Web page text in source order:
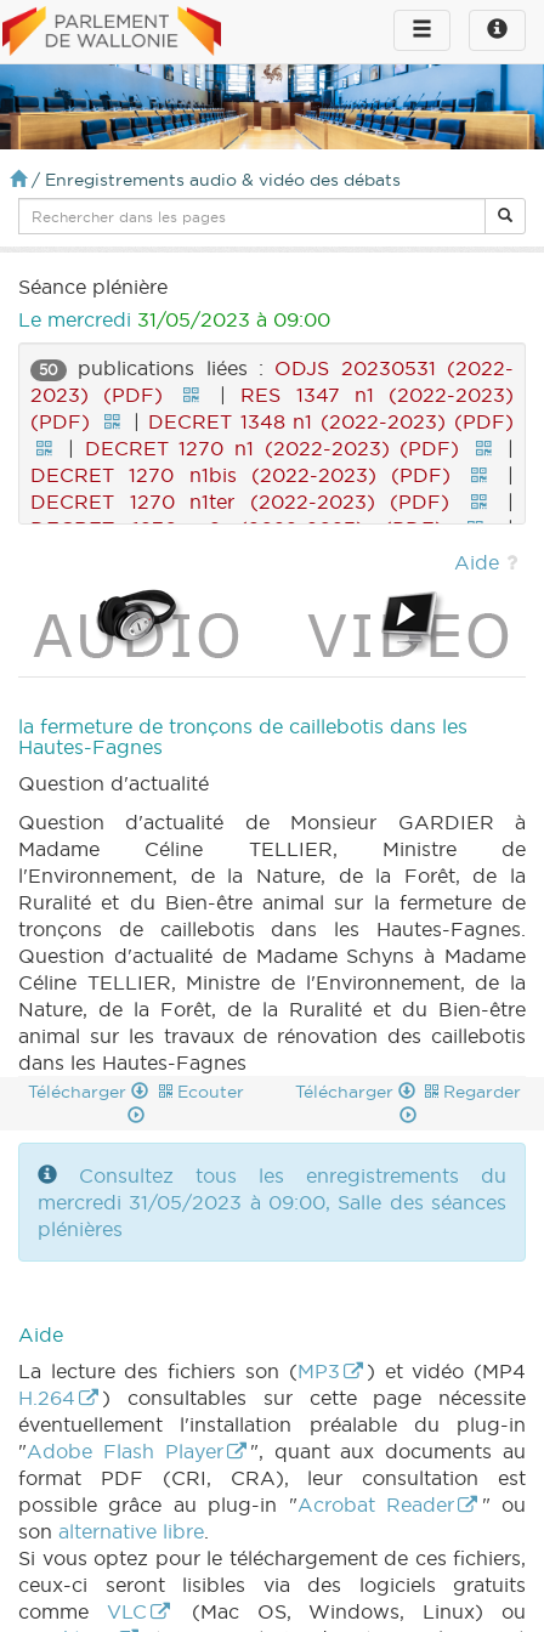
Toggle
infos
Toggle
navigation
/ Enregistrements audio & vidéo des débats
Séance plénière
Le mercredi 31/05/2023 à 09:00
50 publications liées : ODJS 20230531 (2022-
2023) (PDF)
| RES 1347 n1 (2022-2023)
(PDF)
| DECRET 1348 n1 (2022-2023) (PDF)
| DECRET 1270 n1 (2022-2023) (PDF)
|
DECRET 1270 n1bis (2022-2023) (PDF)
|
DECRET 1270 n1ter (2022-2023) (PDF)
|
DECRET 1270 n2 (2022-2023) (PDF)
|
|
DECRET 1270 n5 (2022-2023) (PDF)
|
DECRET 1270 n6 (2022-2023) (PDF)
|
DECRET 1270 n7 (2022-2023) (PDF)
|
DECRET 1270 n9 (2022-2023) (PDF)
DECRET 1270 n10 (2022-2023) (PDF)
PARCHEMIN 1270 (2022-2023) (PDF)
DECRET 1346 n1 (2022-2023) (PDF)
|
DECRET 1346 n2 (2022-2023) (PDF)
|
DECRET 1346 n3 (2022-2023) (PDF)
|
PARCHEMIN 1346 (2022-2023) (PDF)
|
DECRET 1325 n1 (2022-2023) (PDF)
|
DECRET 1325 n2 (2022-2023) (PDF)
|
DECRET 1325 n3 (2022-2023) (PDF)
|
PARCHEMIN 1325 (2022-2023) (PDF)
|
DECRET 1326 n1 (2022-2023) (PDF)
|
DECRET 1326 n2 (2022-2023) (PDF)
DECRET 1326 n3 (2022-2023) (PDF)
|
PARCHEMIN 1326 (2022-2023) (PDF)
1342 n1 (2022-2023) (PDF)
|ROI 1342 n2
(2022-2023) (PDF)
|
ROI 1342 n3 (2022-
2023) (PDF)
|REGLEMENT 1343 n1 (2022-
2023) (PDF)
(PDF)
RES 1330 n2 (2022-2023) (PDF)
MOTION 1336 n1 (2022-2023) (PDF)
|
MOTION 1337 n1 (2022-2023) (PDF)
|
MOTION 1337 n2 (2022-2023) (PDF)
|
MOTION 1338 n1 (2022-2023) (PDF)
|
MOTION 1338 n2 (2022-2023) (PDF)
|
MOTION 1339 n1 (2022-2023) (PDF)
| QA 17
(2022-2023) (PDF)
(PDF)
|CRA 17 (2022-2023) (PDF)
|
COMMU 20230531 (2022-2023) (PDF)
|CRI
17 (2022-2023) (PDF)
|
Aide
la fermeture de tronçons de caillebotis dans les
Hautes-Fagnes
Question d'actualité
Question d'actualité de Monsieur GARDIER à
Madame Céline TELLIER, Ministre de
l'Environnement, de la Nature, de la Forêt, de la
Ruralité et du Bien-être animal sur la fermeture de
tronçons de caillebotis dans les Hautes-Fagnes.
Question d'actualité de Madame Schyns à Madame
Céline TELLIER, Ministre de l'Environnement, de la
Nature, de la Forêt, de la Ruralité et du Bien-être
animal sur les travaux de rénovation des caillebotis
dans les Hautes-Fagnes
Télécharger Ecouter Télécharger Regarder
Consultez tous les enregistrements du
mercredi 31/05/2023 à 09:00, Salle des séances
plénières
Aide
La lecture des fichiers son (MP3
) et vidéo (MP4
H.264
) consultables sur cette page nécessite
éventuellement l'installation préalable du plug-in
"Adobe Flash Player
", quant aux documents au
format PDF (CRI, CRA), leur consultation est
possible grâce au plug-in "Acrobat Reader
" ou
son alternative libre.
Si vous optez pour le téléchargement de ces fichiers,
ceux-ci seront lisibles via des logiciels gratuits
comme VLC
(Mac OS, Windows, Linux) ou